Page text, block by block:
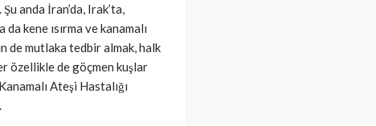
anda İran’da, Irak’ta,
kene ısırma ve kanamalı
de mutlaka tedbir almak, halk
özellikle de göçmen kuşlar
Ateşi Hastalığı